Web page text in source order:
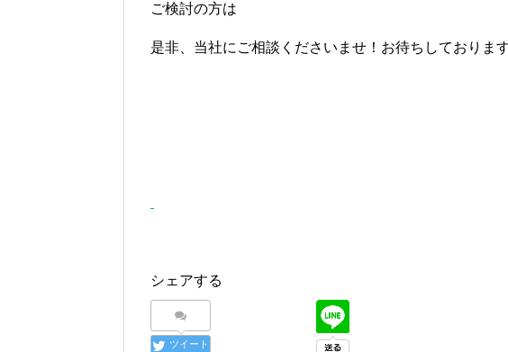
ご検討の方は
是非、当社にご相談くださいませ！お待ちしております
シェアする
ツイート